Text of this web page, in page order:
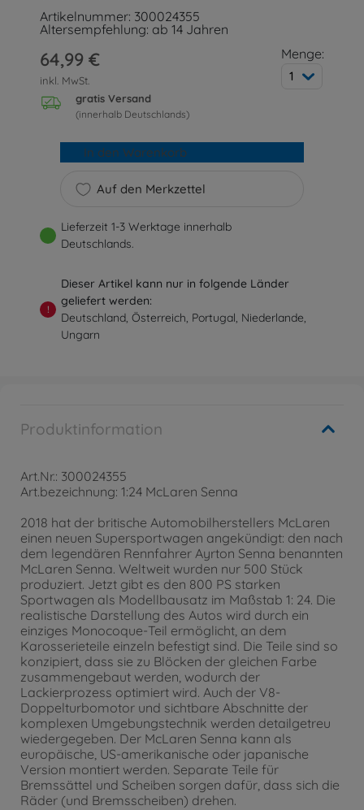
Artikelnummer: 300024355
Altersempfehlung: ab 14 Jahren
64,99 €
inkl. MwSt.
gratis Versand
(innerhalb Deutschlands)
Menge:
1
Auf den Merkzettel
In den Warenkorb
Lieferzeit 1-3 Werktage innerhalb
Deutschlands.
!
Dieser Artikel kann nur in folgende Länder
geliefert werden:
Deutschland, Österreich, Portugal, Niederlande,
Ungarn
Produktinformation
Art.Nr.: 300024355
Art.bezeichnung: 1:24 McLaren Senna
2018 hat der britische Automobilherstellers McLaren
einen neuen Supersportwagen angekündigt: den nach
dem legendären Rennfahrer Ayrton Senna benannten
McLaren Senna. Weltweit wurden nur 500 Stück
produziert. Jetzt gibt es den 800 PS starken
Sportwagen als Modellbausatz im Maßstab 1: 24. Die
realistische Darstellung des Autos wird durch ein
einziges Monocoque-Teil ermöglicht, an dem
Karosserieteile einzeln befestigt sind. Die Teile sind so
konzipiert, dass sie zu Blöcken der gleichen Farbe
zusammengebaut werden, wodurch der
Lackierprozess optimiert wird. Auch der V8-
Doppelturbomotor und sichtbare Abschnitte der
komplexen Umgebungstechnik werden detailgetreu
wiedergegeben. Der McLaren Senna kann als
europäische, US-amerikanische oder japanische
Version montiert werden. Separate Teile für
Bremssättel und Scheiben sorgen dafür, dass sich die
Räder (und Bremsscheiben) drehen.